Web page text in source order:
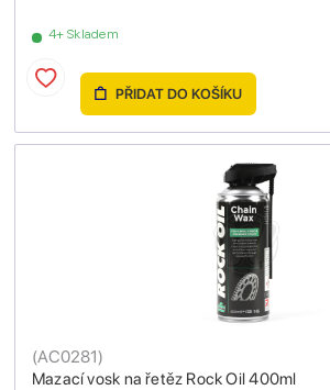
4+ Skladem
PŘIDAT DO KOŠÍKU
Mazací vosk na řetěz Rock Oil 400ml
(AC0281)